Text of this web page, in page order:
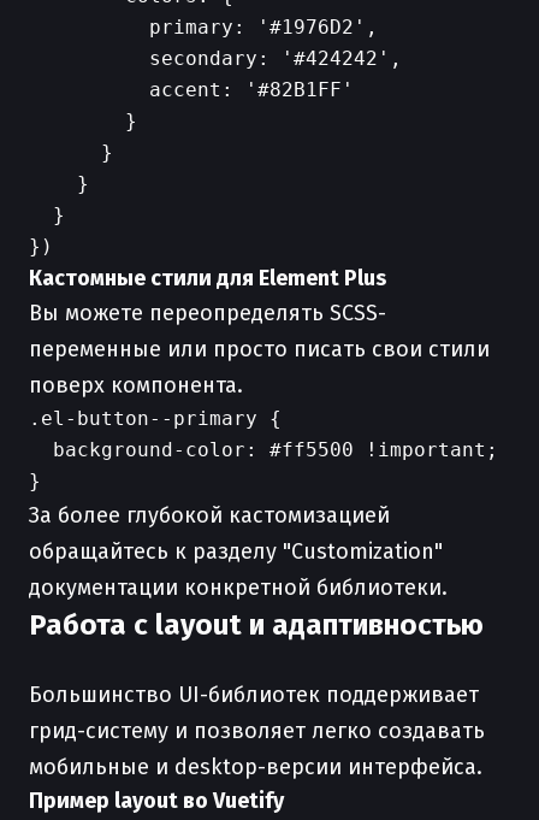
          primary: '#1976D2',
          secondary: '#424242',
          accent: '#82B1FF'
        }
      }
    }
  }
Кастомные стили для Element Plus
Вы можете переопределять SCSS-
переменные или просто писать свои стили
поверх компонента.
.el-button--primary {
  background-color: #ff5500 !important;
За более глубокой кастомизацией
обращайтесь к разделу "Customization"
документации конкретной библиотеки.
Работа с layout и адаптивностью
Большинство UI-библиотек поддерживает
грид-систему и позволяет легко создавать
мобильные и desktop-версии интерфейса.
Пример layout во Vuetify